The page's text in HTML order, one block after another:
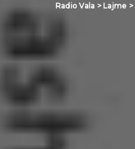
Radio Vala > Lajme >